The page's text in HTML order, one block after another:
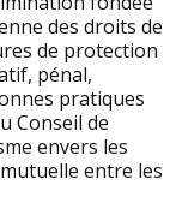
des droits de
de protection
pénal,
pratiques
Conseil de
envers les
entre les